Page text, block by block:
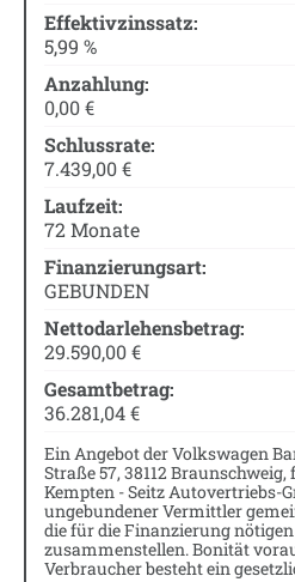
Effektivzinssatz:
5,99 %
Anzahlung:
0,00 €
Schlussrate:
7.439,00 €
Laufzeit:
72 Monate
Finanzierungsart:
GEBUNDEN
Nettodarlehensbetrag:
29.590,00 €
Gesamtbetrag:
36.281,04 €
Ein Angebot der Volkswagen
Straße 57, 38112
Kempten - Seitz Autovertriebs-
ungebundener Vermittler
die für die Finanzierung
zusammenstellen. Bonität
Verbraucher besteht ein